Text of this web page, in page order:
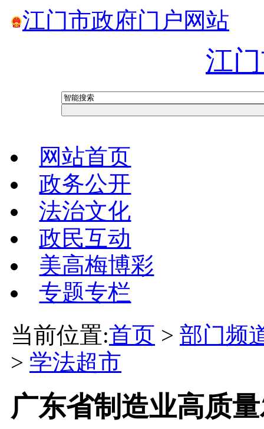
江门市政府门户网站
江
网站首页
政务公开
法治文化
政民互动
美高梅博彩
专题专栏
当前位置:首页 > 部门频
> 学法超市
广东省制造业高质